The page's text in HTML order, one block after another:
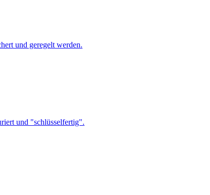
und geregelt werden.
und "schlüsselfertig".